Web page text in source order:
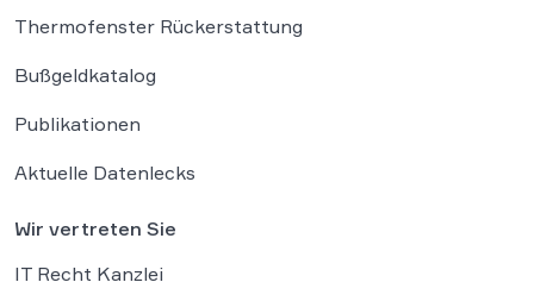
Thermofenster Rückerstattung
Bußgeldkatalog
Publikationen
Aktuelle Datenlecks
Wir vertreten Sie
IT Recht Kanzlei